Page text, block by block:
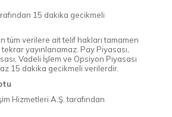
15 dakika gecikmeli
tüm verilere ait telif hakları tamamen
yayınlanamaz. Pay Piyasası,
Vadeli İşlem ve Opsiyon Piyasası
15 dakika gecikmeli verilerdir.
Hizmetleri A.Ş. tarafından